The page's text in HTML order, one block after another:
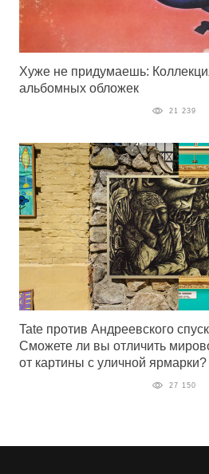
Хуже не придумаешь:
альбомных обложек
21 239
Tate против Андреевского
Сможете ли вы отличить
от картины с уличной ярмарки?
27 150